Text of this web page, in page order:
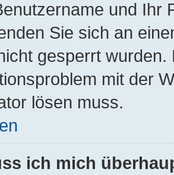
und Ihr
Sie sich an
gesperrt
mit der
lösen muss.
ich mich